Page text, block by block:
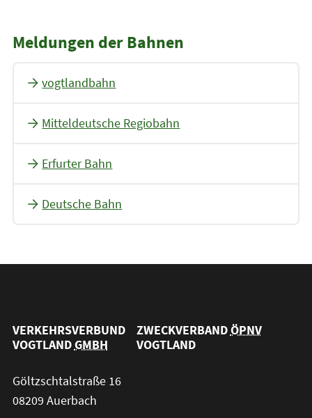
Meldungen der Bahnen
vogtlandbahn
Mitteldeutsche Regiobahn
Erfurter Bahn
Deutsche Bahn
VERKEHRSVERBUND
VOGTLANDGMBH
ZWECKVERBANDÖPNV
VOGTLAND
Göltzschtalstraße 16
08209 Auerbach